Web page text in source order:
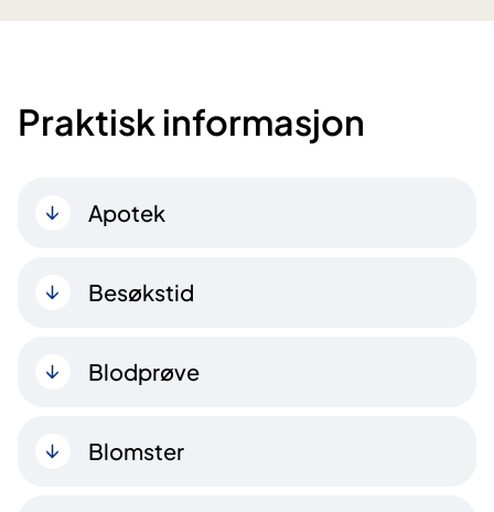
Praktisk informasjon
Apotek
Besøkstid
Blodprøve
Blomster